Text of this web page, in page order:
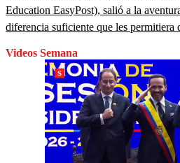
Education EasyPost), salió a la
diferencia suficiente que les permitiera
Videos Semana